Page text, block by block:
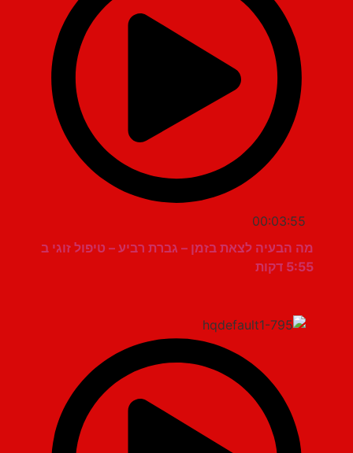
00:03:55
מה הבעיה לצאת בזמן – גברת רביע – טיפול זוגי ב